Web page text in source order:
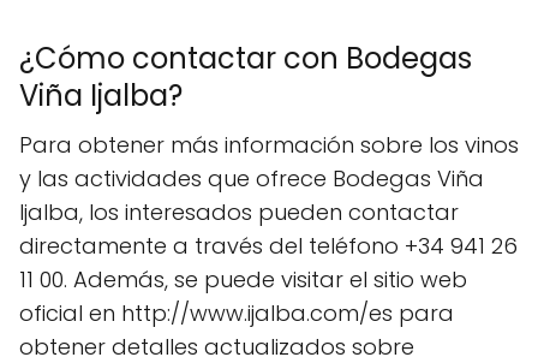
¿Cómo contactar con Bodegas
Viña Ijalba?
Para obtener más información sobre los vinos
y las actividades que ofrece Bodegas Viña
Ijalba, los interesados pueden contactar
directamente a través del teléfono +34 941 26
11 00. Además, se puede visitar el sitio web
oficial en http://www.ijalba.com/es para
obtener detalles actualizados sobre